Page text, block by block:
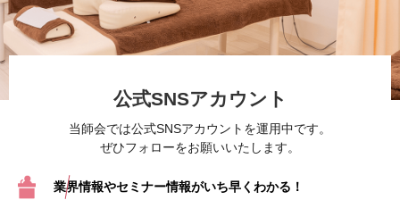
公式SNSアカウント
当師会では公式SNSアカウントを運用中です。
ぜひフォローをお願いいたします。
業界情報やセミナー情報がいち早くわかる！